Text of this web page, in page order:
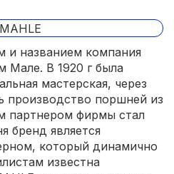
и названием компания
Мале. В 1920 г была
мастерская, через
производство поршней из
партнером фирмы стал
бренд является
который динамично
известна